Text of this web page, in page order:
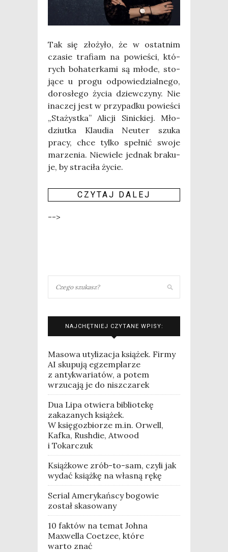
Tak się zło­ży­ło, że w ostat­nim
cza­sie tra­fiam na powie­ści, któ­
rych boha­ter­ka­mi są mło­de, sto­
ją­ce u pro­gu odpo­wie­dzial­ne­go,
doro­słe­go życia dziew­czy­ny. Nie
ina­czej jest w przy­pad­ku powie­ści
„Sta­żyst­ka” Ali­cji Sinic­kiej. Mło­
dziut­ka Klau­dia Neu­ter szu­ka
pra­cy, chce tyl­ko speł­nić swo­je
marze­nia. Nie­wie­le jed­nak bra­ku­
je, by stra­ci­ła życie.
CZY­TAJ DALEJ
-->
NAJCHĘTNIEJ CZYTANE WPISY:
Masowa utylizacja książek. Firmy
AI skupują egzemplarze
z antykwariatów, a potem
wrzucają je do niszczarek
Dua Lipa otwiera bibliotekę
zakazanych książek.
W księgozbiorze m.in. Orwell,
Kafka, Rushdie, Atwood
i Tokarczuk
Książkowe zrób-to-sam, czyli jak
wydać książkę na własną rękę
Serial Amerykańscy bogowie
został skasowany
10 faktów na temat Johna
Maxwella Coetzee, które
warto znać